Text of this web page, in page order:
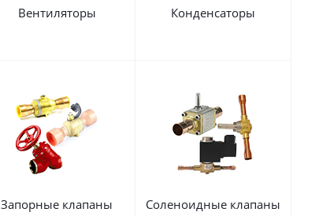
Вентиляторы Конденсаторы
Запорные клапаны Соленоидные клапаны